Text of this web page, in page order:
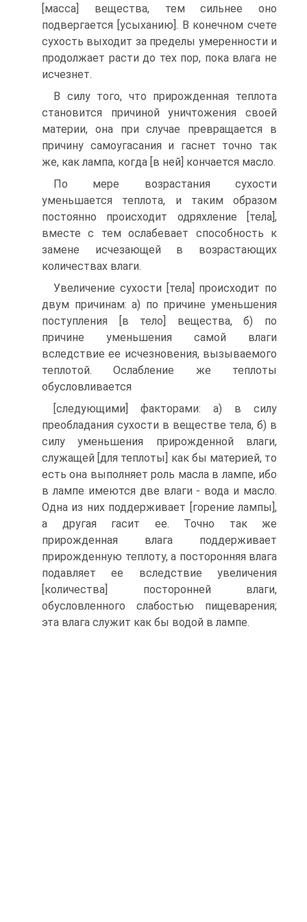
[масса] вещества, тем сильнее оно
подвергается [усыханию]. В конечном счете
сухость выходит за пределы умеренности и
продолжает расти до тех пор, пока влага не
исчезнет.
В силу того, что прирожденная теплота
становится причиной уничтожения своей
материи, она при случае превращается в
причину самоугасания и гаснет точно так
же, как лампа, когда [в ней] кончается масло.
По мере возрастания сухости
уменьшается теплота, и таким образом
постоянно происходит одряхление [тела],
вместе с тем ослабевает способность к
замене исчезающей в возрастающих
количествах влаги.
Увеличение сухости [тела] происходит по
двум причинам: а) по причине уменьшения
поступления [в тело] вещества, б) по
причине уменьшения самой влаги
вследствие ее исчезновения, вызываемого
теплотой. Ослабление же теплоты
обусловливается
[следующими] факторами: а) в силу
преобладания сухости в веществе тела, б) в
силу уменьшения прирожденной влаги,
служащей [для теплоты] как бы материей, то
есть она выполняет роль масла в лампе, ибо
в лампе имеются две влаги - вода и масло.
Одна из них поддерживает [горение лампы],
а другая гасит ее. Точно так же
прирожденная влага поддерживает
прирожденную теплоту, а посторонняя влага
подавляет ее вследствие увеличения
[количества] посторонней влаги,
обусловленного слабостью пищеварения;
эта влага служит как бы водой в лампе.